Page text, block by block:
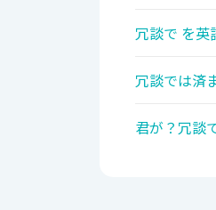
冗談で を英
冗談では済
君が？冗談